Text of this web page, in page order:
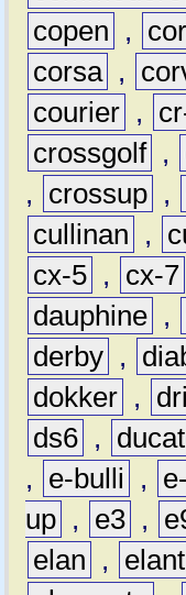
copen
,
corsa ,
courier ,
crossgolf ,
,
crossup ,
cullinan
,
cx-5 , cx-7
dauphine ,
derby ,
dokker ,
ds6 ,
,
e-bulli ,
up , e3 ,
elan
,